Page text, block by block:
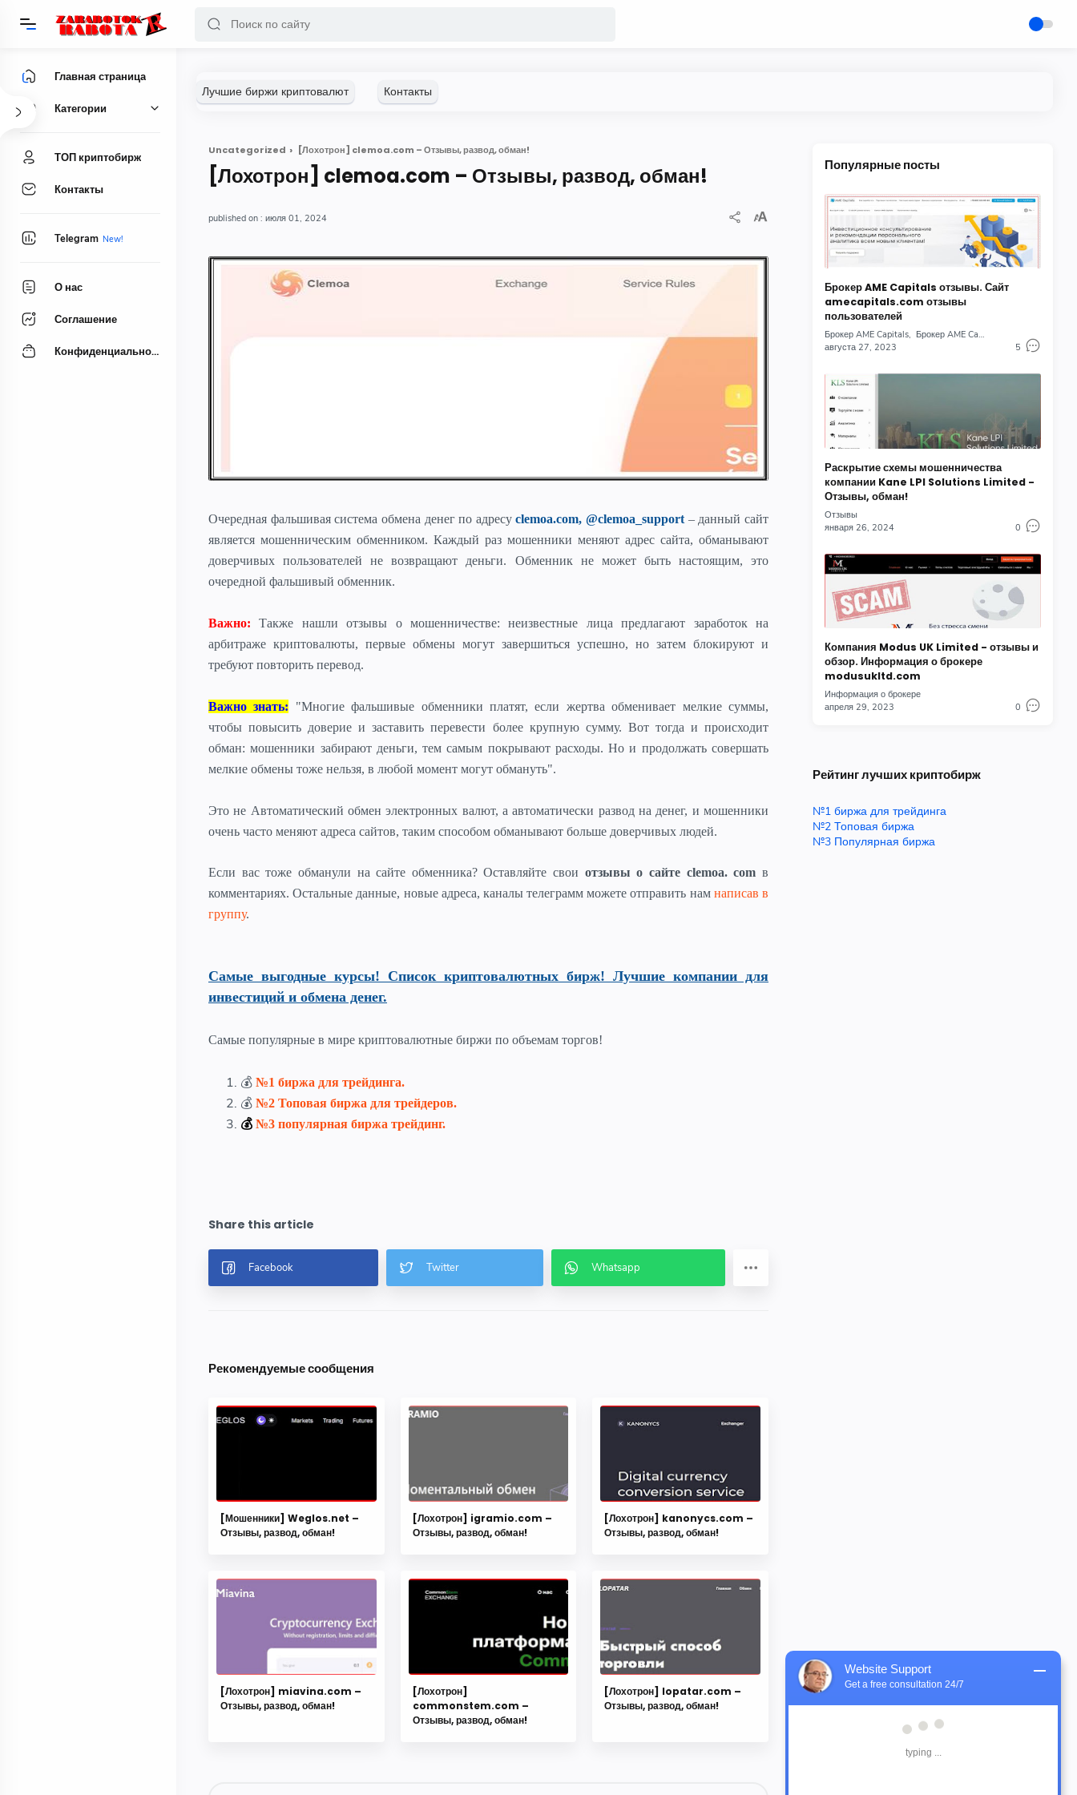
Uncategorized [Лохотрон] clemoa.com – Отзывы, развод, обман!
[Лохотрон] clemoa.com – Отзывы, развод, обман!
июля 01, 2024
Очередная фальшивая система обмена денегпо адресуclemoa.com, @clemoa_support – данный сайт
является мошенническим обменником. Каждый раз мошенники меняют адрес сайта, обманывают
доверчивых пользователей не возвращают деньги. Обменник не может быть настоящим, это
очередной фальшивый обменник.
Важно: Также нашли отзывы о мошенничестве: неизвестные лица предлагают заработок на
арбитраже криптовалюты, первые обмены могут завершиться успешно, но затем блокируют и
требуют повторить перевод.
Важно знать: "Многие фальшивые обменники платят, если жертва обменивает мелкие суммы,
чтобы повысить доверие и заставить перевести более крупную сумму. Вот тогда и происходит
обман: мошенники забирают деньги, тем самым покрывают расходы. Но и продолжать совершать
мелкие обмены тоже нельзя, в любой момент могут обмануть".
Это не Автоматический обмен электронных валют, а автоматически развод на денег, и мошенники
очень часто меняют адреса сайтов, таким способом обманывают больше доверчивых людей.
Если вас тоже обманули на сайте обменника? Оставляйте свои отзывы о сайте clemoa. comв
комментариях. Остальные данные, новые адреса, каналы телеграмм можете отправить нам написав в
группу.
Самые выгодные курсы! Список криптовалютных бирж! Лучшие компании для
инвестиций и обмена денег.
Самые популярные в мире криптовалютные биржи по объемам торгов!
💰 №1 биржа для трейдинга.
💰 №2 Топовая биржа для трейдеров.
💰 №3 популярная биржа трейдинг.
Рекомендуемые сообщения
[Мошенники] Weglos.net –
Отзывы, развод, обман!
[Лохотрон] igramio.com –
Отзывы, развод, обман!
[Лохотрон] kanonycs.com –
Отзывы, развод, обман!
[Лохотрон] miavina.com –
Отзывы, развод, обман!
[Лохотрон]
commonstem.com –
Отзывы, развод, обман!
[Лохотрон] lopatar.com –
Отзывы, развод, обман!
Популярные посты
Брокер AME Capitals отзывы. Сайт
amecapitals.com отзывы
пользователей
Брокер AME Capitals
Брокер AME Capitals отзывы
августа 27, 2023
5
Раскрытие схемы мошенничества
компании Kane LPI Solutions Limited -
Отзывы, обман!
Отзывы
января 26, 2024
0
Компания Modus UK Limited - отзывы и
обзор. Информация о брокере
modusukltd.com
Информация о брокере
апреля 29, 2023
0
Рейтинг лучших криптобирж
№1 биржа для трейдинга
№2 Топовая биржа
№3 Популярная биржа
Главная страница
Категории
ТОП криптобирж
Контакты
Telegram
О нас
Соглашение
Конфиденциальность
Website Support
Get a free consultation 24/7
typing ...